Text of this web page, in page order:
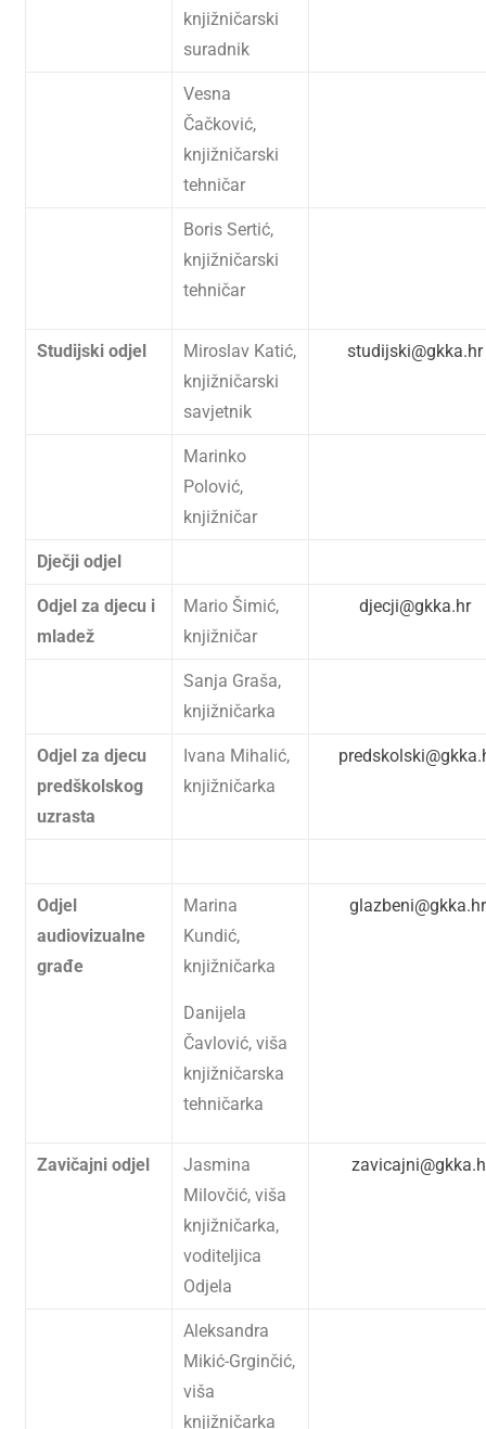
knjižničarski
suradnik
Vesna
Čačković,
knjižničarski
tehničar
Boris Sertić,
knjižničarski
tehničar
Studijski odjel
Miroslav Katić,
knjižničarski
savjetnik
studijski@gkka.hr
Marinko
Polović,
knjižničar
Dječji odjel
Odjel za djecu i
mladež
Mario Šimić,
knjižničar
djecji@gkka.hr
Sanja Graša,
knjižničarka
Odjel za djecu
predškolskog
uzrasta
Ivana Mihalić,
knjižničarka
Odjel
audiovizualne
građe
Marina
Kundić,
knjižničarka
Danijela
Čavlović, viša
knjižničarska
tehničarka
glazbeni@gkka.hr
Zavičajni odjel
Jasmina
Milovčić, viša
knjižničarka,
voditeljica
Odjela
Aleksandra
Mikić-Grginčić,
viša
knjižničarka